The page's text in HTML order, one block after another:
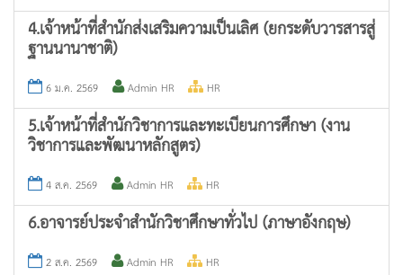
4.เจ้าหน้าที่สำนักส่งเสริมความเป็นเลิศ (ยกระดับวารสารสู่
ฐานนานาชาติ)
6 ม.ค. 2569 Admin HR HR
5.เจ้าหน้าที่สำนักวิชาการและทะเบียนการศึกษา (งาน
วิชาการและพัฒนาหลักสูตร)
4 ส.ค. 2569 Admin HR HR
6.อาจารย์ประจำสำนักวิชาศึกษาทั่วไป (ภาษาอังกฤษ)
2 ส.ค. 2569 Admin HR HR